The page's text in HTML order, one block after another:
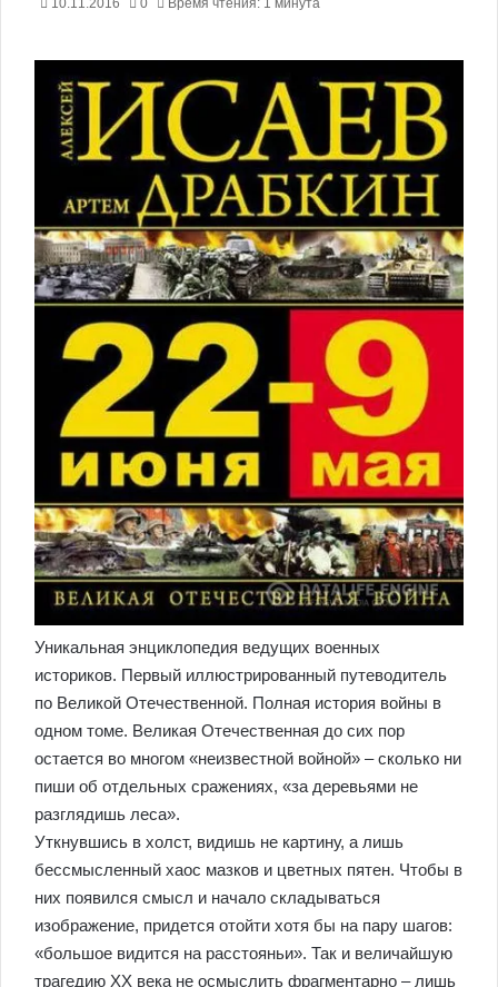
10.11.2016 0 Время чтения: 1 минута
Уникальная энциклопедия ведущих военных
историков. Первый иллюстрированный путеводитель
по Великой Отечественной. Полная история войны в
одном томе. Великая Отечественная до сих пор
остается во многом «неизвестной войной» – сколько ни
пиши об отдельных сражениях, «за деревьями не
разглядишь леса».
Уткнувшись в холст, видишь не картину, а лишь
бессмысленный хаос мазков и цветных пятен. Чтобы в
них появился смысл и начало складываться
изображение, придется отойти хотя бы на пару шагов:
«большое видится на расстояньи». Так и величайшую
трагедию XX века не осмыслить фрагментарно – лишь